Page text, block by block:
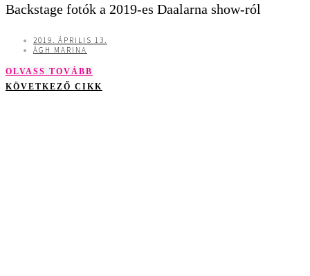
Backstage fotók a 2019-es Daalarna show-ról
2019. ÁPRILIS 13.
ÁGH MARINA
OLVASS TOVÁBB
KÖVETKEZŐ CIKK